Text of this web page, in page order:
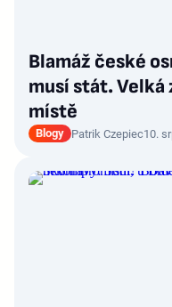
Blamáž české
musí stát. Velká
místě
Blogy Patrik Czepiec10.